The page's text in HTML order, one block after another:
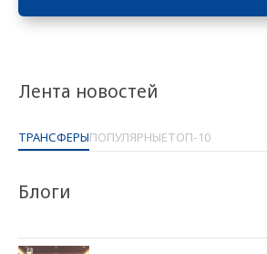
Лента новостей
ТРАНСФЕРЫПОПУЛЯРНЫЕТОП-10
Блоги